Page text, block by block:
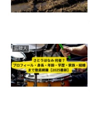
芸能人